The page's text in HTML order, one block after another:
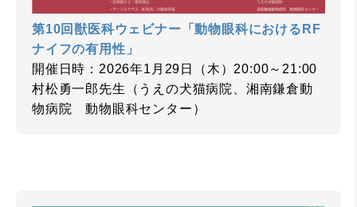
第10回獣医科ウェビナー「動物眼科におけるRF
ナイフの有用性」
開催日時：2026年1月29日（木）20:00～21:00
村松勇一郎先生（うえの犬猫病院、湘南鎌倉動
物病院 動物眼科センター）